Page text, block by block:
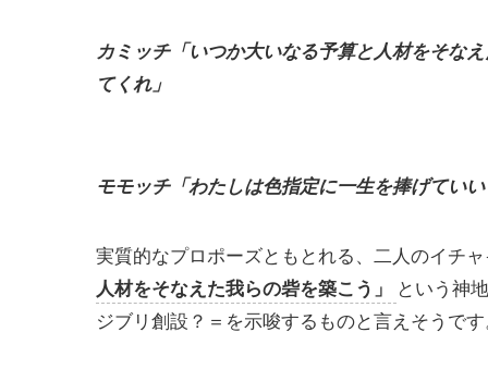
カミッチ「いつか大いなる予算と人材をそな
てくれ」
モモッチ「わたしは色指定に一生を捧げてい
実質的なプロポーズともとれる、二人のイチ
人材をそなえた我らの砦を築こう」
という神
ジブリ創設？＝を示唆するものと言えそうで